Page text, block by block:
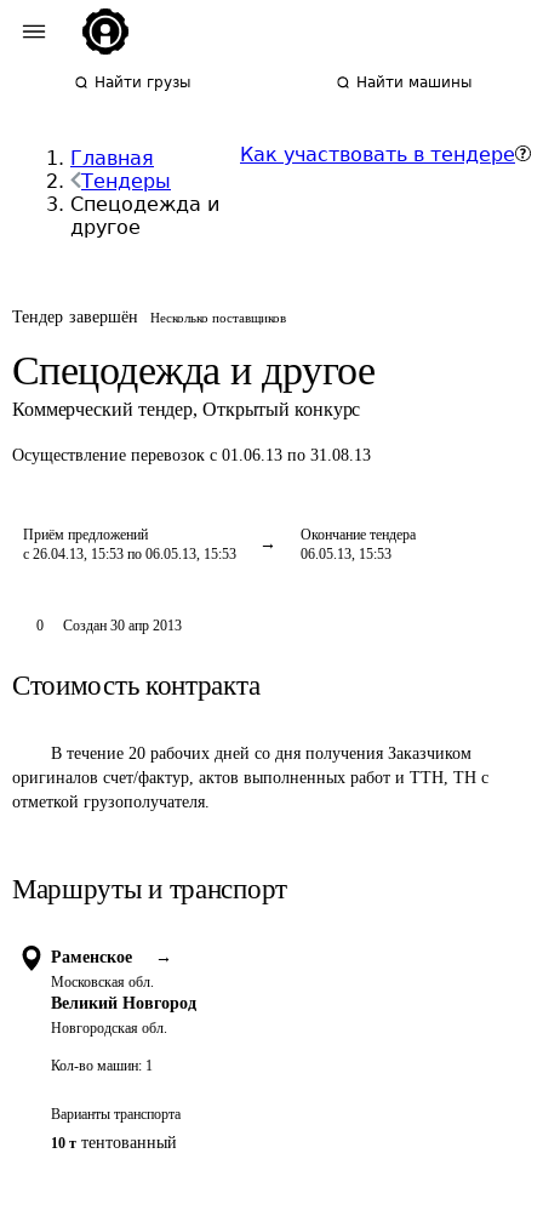
Найти грузы Найти машины
Главная
Тендеры
Спецодежда и
другое
Как участвовать в тендере
Тендер завершён Несколько поставщиков
Спецодежда и другое
Коммерческий тендер, Открытый конкурс
Осуществление перевозок с 01.06.13 по 31.08.13
Приём предложений
с 26.04.13, 15:53 по 06.05.13, 15:53
Окончание тендера
06.05.13, 15:53
0 Создан 30 апр 2013
Стоимость контракта
оригиналов счет/фактур, актов выполненных работ и ТТН, ТН с
отметкой грузополучателя.
Маршруты и транспорт
Раменское →
Московская обл.
Великий Новгород
Новгородская обл.
Кол-во машин: 1
Варианты транспорта
10 т тентованный